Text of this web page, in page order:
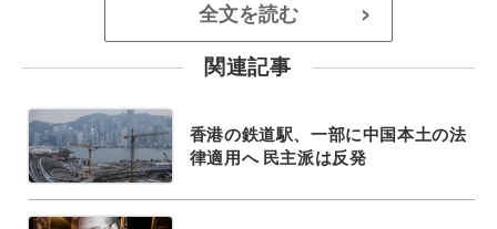
全文を読む >
関連記事
香港の鉄道駅、一部に中国本土の法
律適用へ 民主派は反発